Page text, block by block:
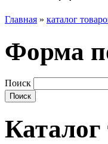
Главная » каталог
Форма
Поиск
Каталог